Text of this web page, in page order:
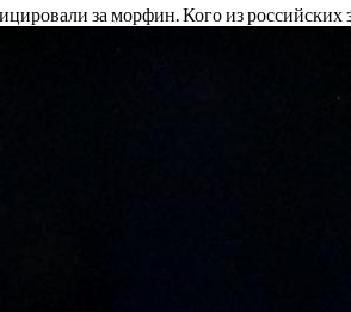
за морфин. Кого из